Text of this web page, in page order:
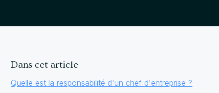
Dans cet article
Quelle est la responsabilité d'un chef d'entreprise ?